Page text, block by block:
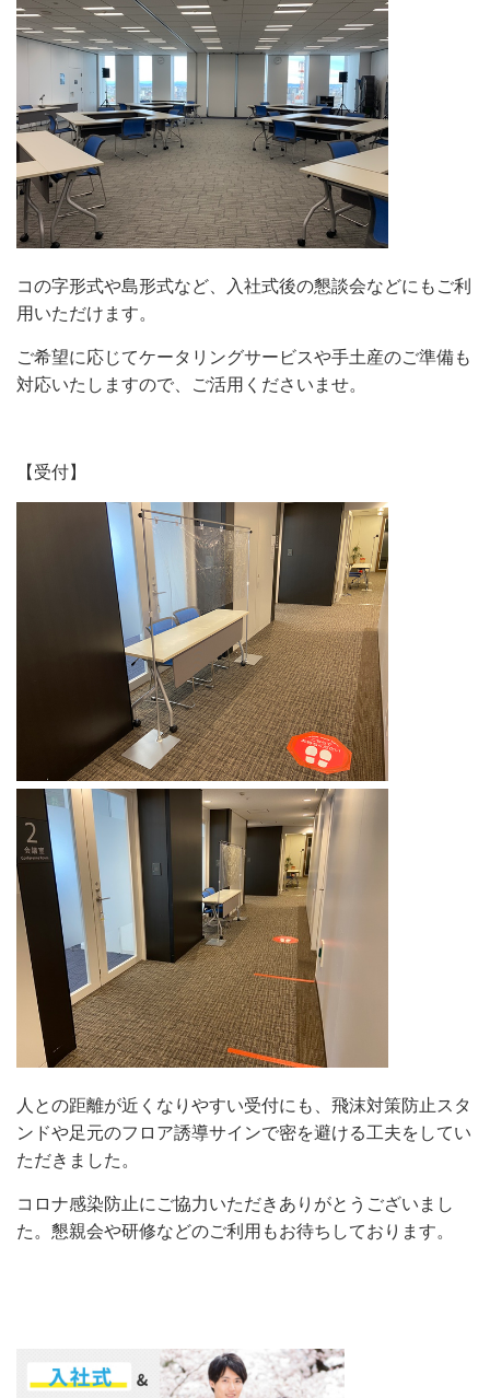
コの字形式や島形式など、入社式後の懇談会などにもご利
用いただけます。
ご希望に応じてケータリングサービスや手土産のご準備も
対応いたしますので、ご活用くださいませ。
【受付】
人との距離が近くなりやすい受付にも、飛沫対策防止スタ
ンドや足元のフロア誘導サインで密を避ける工夫をしてい
ただきました。
コロナ感染防止にご協力いただきありがとうございまし
た。懇親会や研修などのご利用もお待ちしております。